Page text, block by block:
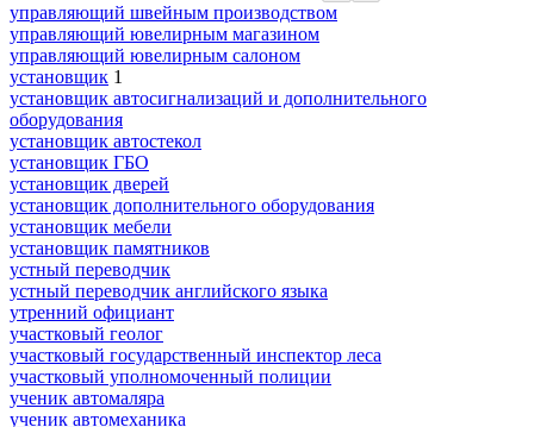
управляющий швейным производством
управляющий ювелирным магазином
управляющий ювелирным салоном
установщик 1
установщик автосигнализаций и дополнительного
оборудования
установщик автостекол
установщик ГБО
установщик дверей
установщик дополнительного оборудования
установщик мебели
установщик памятников
устный переводчик
устный переводчик английского языка
утренний официант
участковый геолог
участковый государственный инспектор леса
участковый уполномоченный полиции
ученик автомаляра
ученик автомеханика